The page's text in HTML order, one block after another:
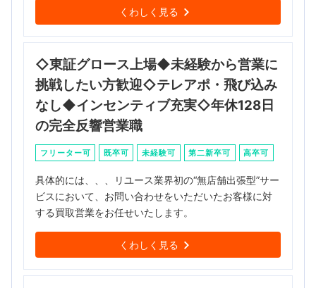
くわしく見る
◇東証グロース上場◆未経験から営業に
挑戦したい方歓迎◇テレアポ・飛び込み
なし◆インセンティブ充実◇年休128日
の完全反響営業職
フリーター可 既卒可 未経験可 第二新卒可 高卒可
具体的には、、、リユース業界初の“無店舗出張型”サー
ビスにおいて、お問い合わせをいただいたお客様に対
する買取営業をお任せいたします。
くわしく見る